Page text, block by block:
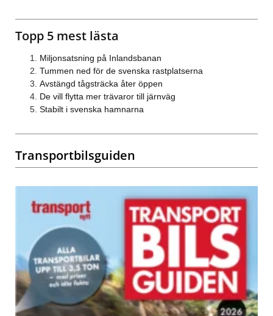
Topp 5 mest lästa
Miljonsatsning på Inlandsbanan
Tummen ned för de svenska rastplatserna
Avstängd tågsträcka åter öppen
De vill flytta mer trävaror till järnväg
Stabilt i svenska hamnarna
Transportbilsguiden